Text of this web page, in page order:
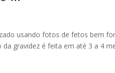
usando fotos de fetos bem
gravidez é feita em até 3 a 4